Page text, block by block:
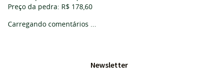
Preço da pedra: R$ 178,60
Carregando comentários ...
Newsletter